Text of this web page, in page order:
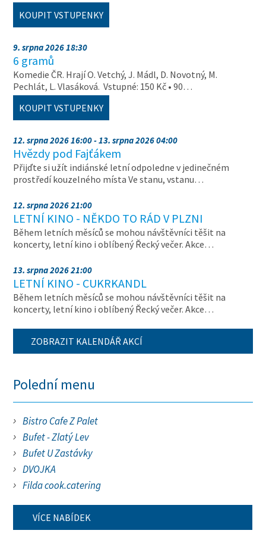
KOUPIT VSTUPENKY
9. srpna 2026 18:30
6 gramů
Komedie ČR. Hrají O. Vetchý, J. Mádl, D. Novotný, M.
Pechlát, L. Vlasáková. Vstupné: 150 Kč • 90…
KOUPIT VSTUPENKY
12. srpna 2026 16:00 - 13. srpna 2026 04:00
Hvězdy pod Fajťákem
Přijďte si užít indiánské letní odpoledne v jedinečném
prostředí kouzelného místa Ve stanu, vstanu…
12. srpna 2026 21:00
LETNÍ KINO - NĚKDO TO RÁD V PLZNI
Během letních měsíců se mohou návštěvníci těšit na
koncerty, letní kino i oblíbený Řecký večer. Akce…
13. srpna 2026 21:00
LETNÍ KINO - CUKRKANDL
Během letních měsíců se mohou návštěvníci těšit na
koncerty, letní kino i oblíbený Řecký večer. Akce…
ZOBRAZIT KALENDÁŘ AKCÍ
Polední menu
Bistro Cafe Z Palet
Bufet - Zlatý Lev
Bufet U Zastávky
DVOJKA
Filda cook.catering
VÍCE NABÍDEK